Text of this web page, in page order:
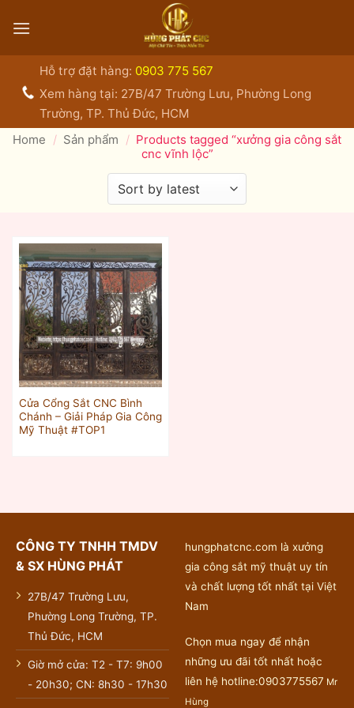
qua
Hỗ trợ đặt hàng: 0903 775 567
Xem hàng tại: 27B/47 Trường Lưu, Phường Long
Trường, TP. Thủ Đức, HCM
Home / Sản phẩm / Products tagged “xưởng gia công sắt
cnc vĩnh lộc”
Cửa Cổng Sắt CNC Bình
Chánh – Giải Pháp Gia Công
Mỹ Thuật #TOP1
CÔNG TY TNHH TMDV
& SX HÙNG PHÁT
27B/47 Trường Lưu,
Phường Long Trường, TP.
Thủ Đức, HCM
Giờ mở cửa: T2 - T7: 9h00
- 20h30; CN: 8h30 - 17h30
hungphatcnc.com là xưởng
gia công sắt mỹ thuật uy tín
và chất lượng tốt nhất tại Việt
Nam
Chọn mua ngay để nhận
những ưu đãi tốt nhất hoặc
liên hệ hotline:0903775567 Mr
Hùng